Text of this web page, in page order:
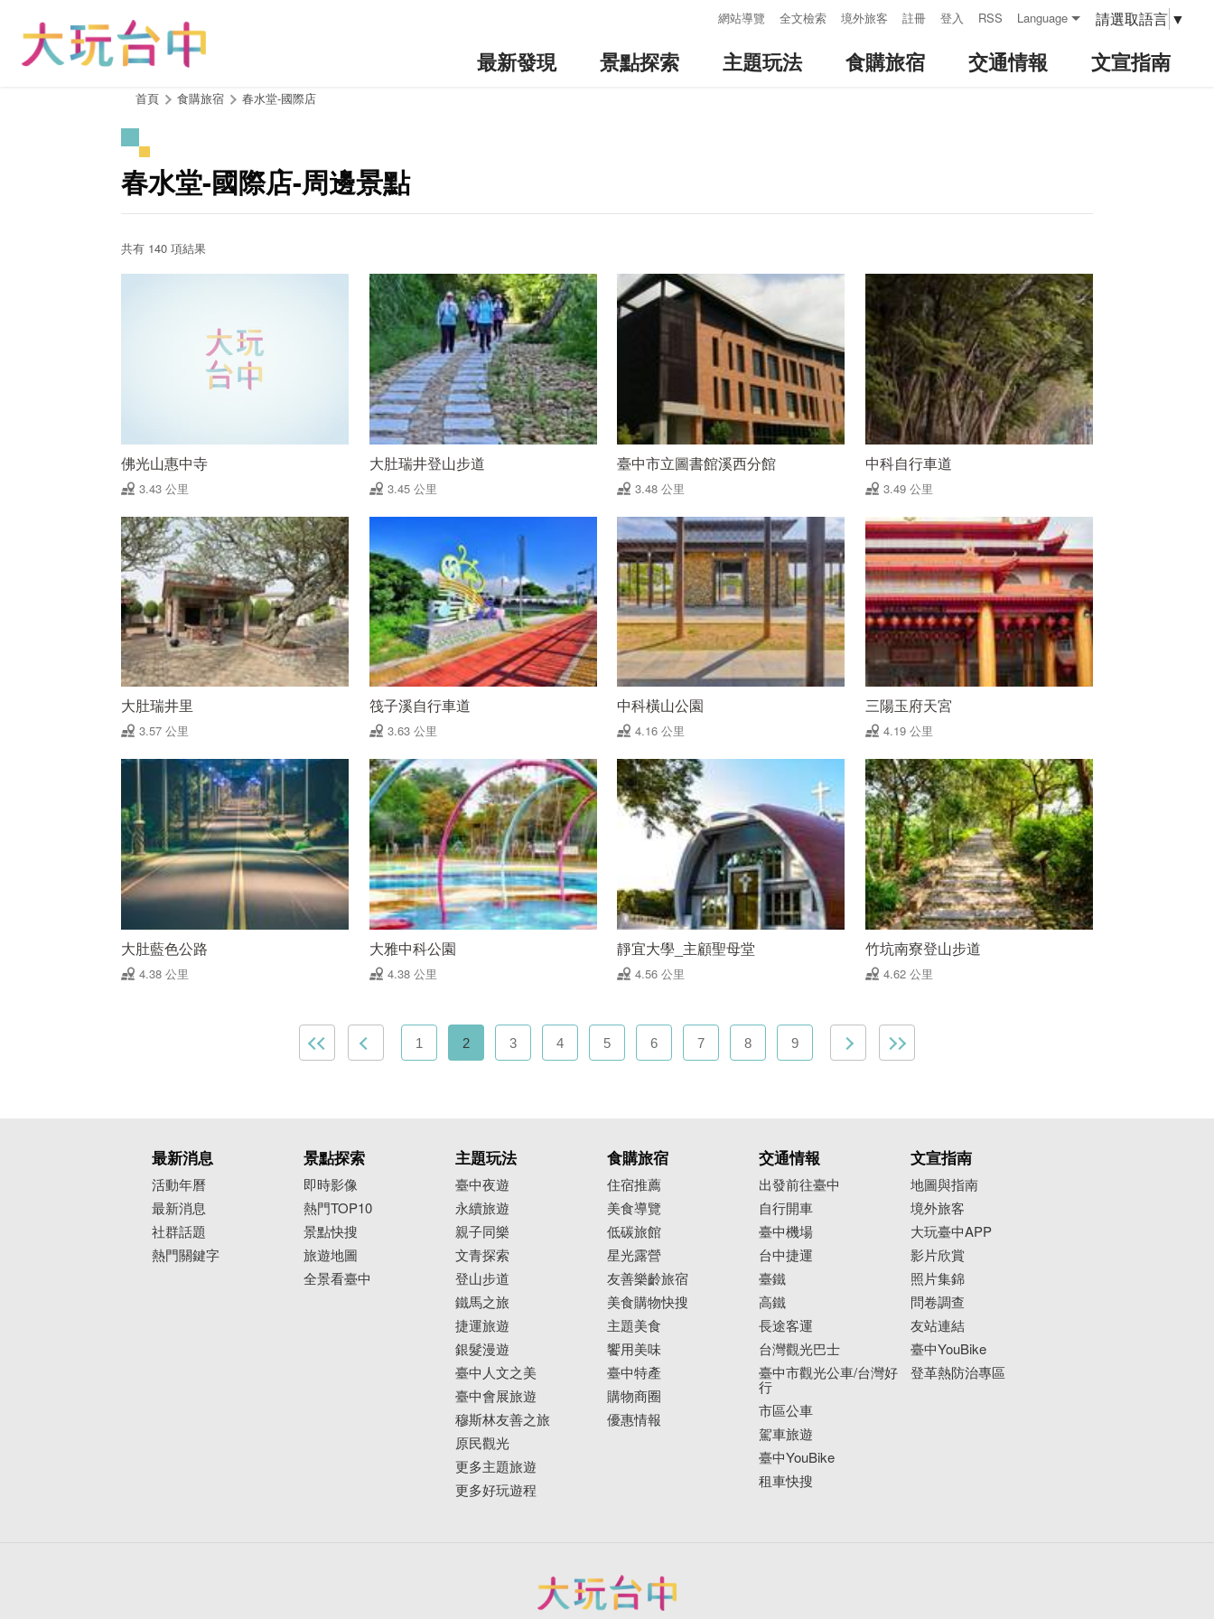
網站導覽 全文檢索 境外旅客 註冊 登入 RSS Language 請選取語言 ▼
最新發現 景點探索 主題玩法 食購旅宿 交通情報 文宣指南
首頁 食購旅宿 春水堂-國際店
春水堂-國際店-周邊景點
共有 140 項結果
佛光山惠中寺
3.43 公里
大肚瑞井登山步道
3.45 公里
臺中市立圖書館溪西分館
3.48 公里
中科自行車道
3.49 公里
大肚瑞井里
3.57 公里
筏子溪自行車道
3.63 公里
中科橫山公園
4.16 公里
三陽玉府天宮
4.19 公里
大肚藍色公路
4.38 公里
大雅中科公園
4.38 公里
靜宜大學_主顧聖母堂
4.56 公里
竹坑南寮登山步道
4.62 公里
1 2 3 4 5 6 7 8 9
最新消息
活動年曆
最新消息
社群話題
熱門關鍵字
景點探索
即時影像
熱門TOP10
景點快搜
旅遊地圖
全景看臺中
主題玩法
臺中夜遊
永續旅遊
親子同樂
文青探索
登山步道
鐵馬之旅
捷運旅遊
銀髮漫遊
臺中人文之美
臺中會展旅遊
穆斯林友善之旅
原民觀光
更多主題旅遊
更多好玩遊程
食購旅宿
住宿推薦
美食導覽
低碳旅館
星光露營
友善樂齡旅宿
美食購物快搜
主題美食
饗用美味
臺中特產
購物商圈
優惠情報
交通情報
出發前往臺中
自行開車
臺中機場
台中捷運
臺鐵
高鐵
長途客運
台灣觀光巴士
臺中市觀光公車/台灣好
行
市區公車
駕車旅遊
臺中YouBike
租車快搜
文宣指南
地圖與指南
境外旅客
大玩臺中APP
影片欣賞
照片集錦
問卷調查
友站連結
臺中YouBike
登革熱防治專區